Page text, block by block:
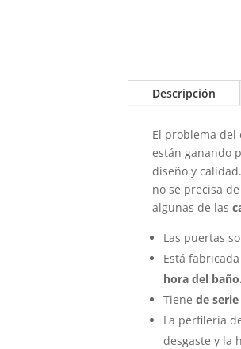
Descripción
El problema del
están ganando
diseño y
no se precisa
algunas de las
Las puertas
Está
hora del baño.
Tienede
La perfilería
desgaste y la